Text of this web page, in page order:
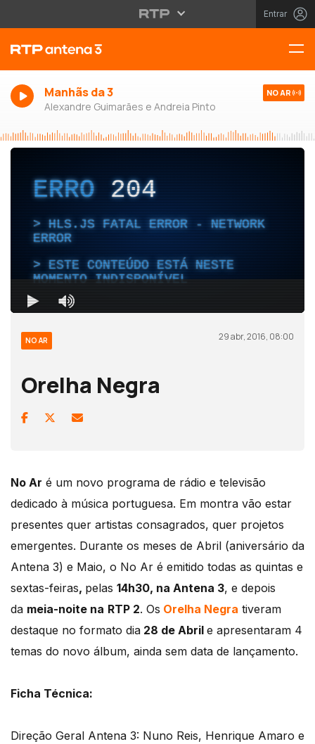
Entrar
Manhãs da 3
Alexandre Guimarães e Andreia Pinto
NO AR
NO AR 29 abr, 2016, 08:00
Orelha Negra
No Ar é um novo programa de rádio e televisão
dedicado à música portuguesa. Em montra vão estar
presentes quer artistas consagrados, quer projetos
emergentes. Durante os meses de Abril (aniversário da
Antena 3) e Maio, o No Ar é emitido todas as quintas e
sextas-feiras, pelas 14h30, na Antena 3, e depois
da meia-noite na RTP 2. Os Orelha Negra tiveram
destaque no formato dia 28 de Abril e apresentaram 4
temas do novo álbum, ainda sem data de lançamento.
Ficha Técnica:
Direção Geral Antena 3: Nuno Reis, Henrique Amaro e